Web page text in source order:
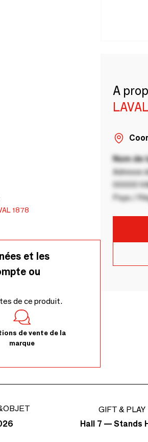
1878
et les
ou
de ce produit.
de vente de la
marque
A
Nom de
Adresse
00000
Pays /
GIFT & PLAY
Hall 7 — Stands